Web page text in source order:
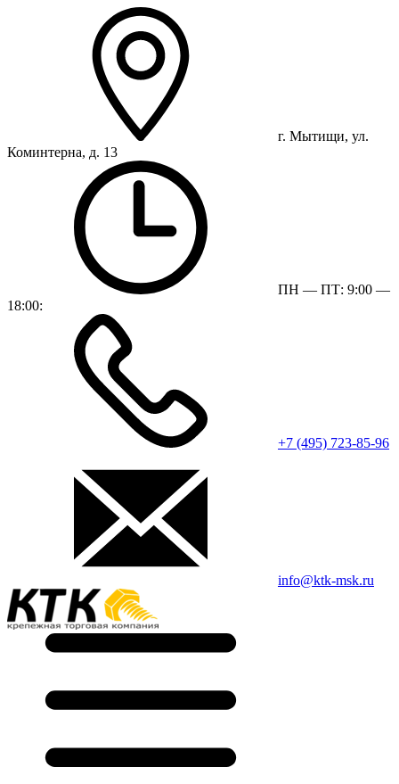
г. Мытищи, ул.
Коминтерна, д. 13
ПН — ПТ: 9:00 —
18:00:
+7 (495) 723-85-96
info@ktk-msk.ru